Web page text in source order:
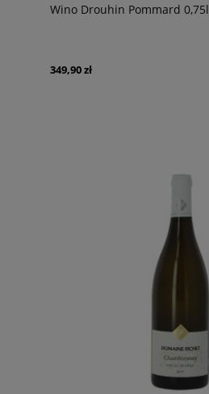
Wino Drouhin Pommard 0,75l
349,90 zł